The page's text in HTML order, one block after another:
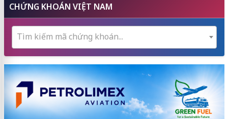
CHỨNG KHOÁN VIỆT NAM
Tìm kiếm mã chứng khoán...